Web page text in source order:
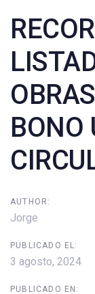
BONO
AUTHOR:
Jorge
PUBLICADO EL:
3 agosto, 2024
PUBLICADO EN: